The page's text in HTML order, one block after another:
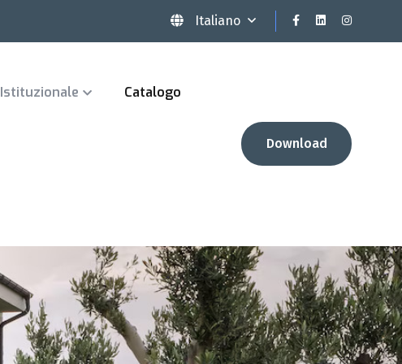
Italiano
Istituzionale Catalogo
Download